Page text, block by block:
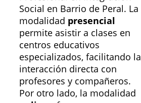
Social en Barrio de Peral. La
modalidad presencial
permite asistir a clases en
centros educativos
especializados, facilitando la
interacción directa con
profesores y compañeros.
Por otro lado, la modalidad